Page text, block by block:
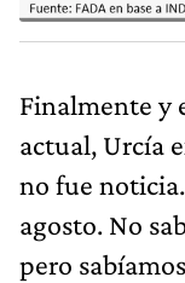
Finalmente y
actual, Urcía
no fue
agosto. No
pero